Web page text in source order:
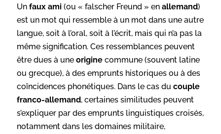
Un faux ami (ou « falscher Freund » en allemand)
est un mot qui ressemble à un mot dans une autre
langue, soit à l’oral, soit à l’écrit, mais qui n’a pas la
même signification. Ces ressemblances peuvent
être dues à une origine commune (souvent latine
ou grecque), à des emprunts historiques ou à des
coïncidences phonétiques. Dans le cas du couple
franco-allemand, certaines similitudes peuvent
s’expliquer par des emprunts linguistiques croisés,
notamment dans les domaines militaire,